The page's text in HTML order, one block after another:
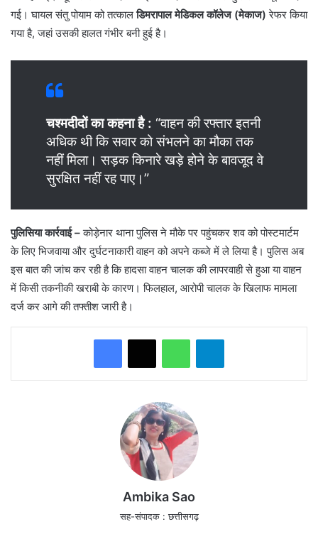
गई। घायल संतु पोयाम को तत्कालडिमरापाल मेडिकल कॉलेज (मेकाज) रेफर किया
गया है, जहां उसकी हालत गंभीर बनी हुई है।
चश्मदीदों का कहना है : “वाहन की रफ्तार इतनी
अधिक थी कि सवार को संभलने का मौका तक
नहीं मिला। सड़क किनारे खड़े होने के बावजूद वे
सुरक्षित नहीं रह पाए।”
पुलिसिया कार्रवाई –कोड़ेनार थाना पुलिस ने मौके पर पहुंचकर शव को पोस्टमार्टम
के लिए भिजवाया और दुर्घटनाकारी वाहन को अपने कब्जे में ले लिया है। पुलिस अब
इस बात की जांच कर रही है कि हादसा वाहन चालक की लापरवाही से हुआ या वाहन
में किसी तकनीकी खराबी के कारण। फिलहाल, आरोपी चालक के खिलाफ मामला
दर्ज कर आगे की तफ्तीश जारी है।
WhatsAppTelegram
Ambika Sao
सह-संपादक : छत्तीसगढ़